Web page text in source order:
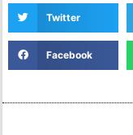
Twitter
Facebook